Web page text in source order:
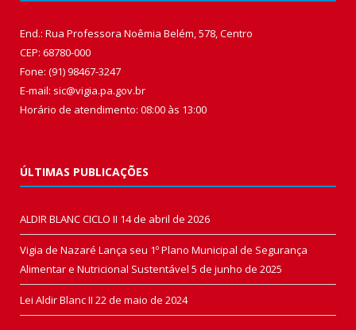
End.: Rua Professora Noêmia Belém, 578, Centro
CEP: 68780-000
Fone: (91) 98467-3247
E-mail: sic@vigia.pa.gov.br
Horário de atendimento: 08:00 às 13:00
ÚLTIMAS PUBLICAÇÕES
ALDIR BLANC CICLO II 14 de abril de 2026
Vigia de Nazaré Lança seu 1º Plano Municipal de Segurança
Alimentar e Nutricional Sustentável 5 de junho de 2025
Lei Aldir Blanc II 22 de maio de 2024